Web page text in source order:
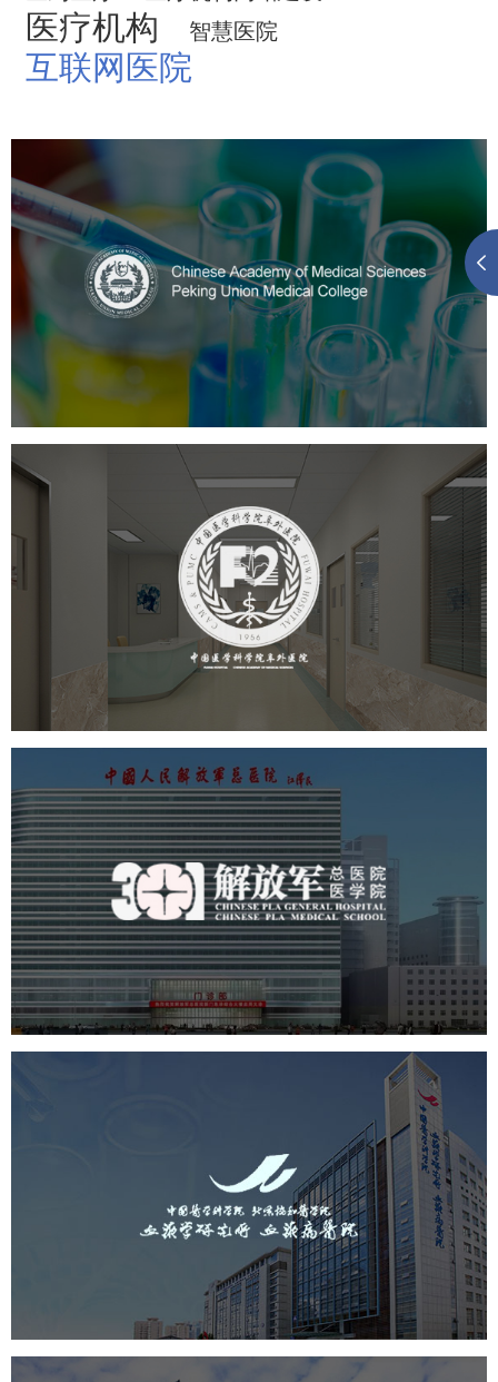
医疗机构 智慧医院
互联网医院
中国医学科学院
医院网站建设
定制开发
大学网站建设
高校网站建设
阜外医院
医药医疗 医院 医院网站建设 定制开发
中国人民解放军总医院 301医
院
医药医疗 医院 医院网站建设 定制开发
中国医学科学院血液病医院
（中国医学科学院...
医院网站建设
互联网医院
网站建设 网页设计